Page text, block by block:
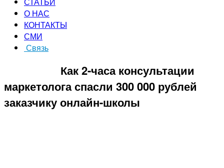
О НАС
КОНТАКТЫ
СМИ
Связь
Как 2-часа консультации
маркетолога спасли 300 000 рублей
заказчику онлайн-школы